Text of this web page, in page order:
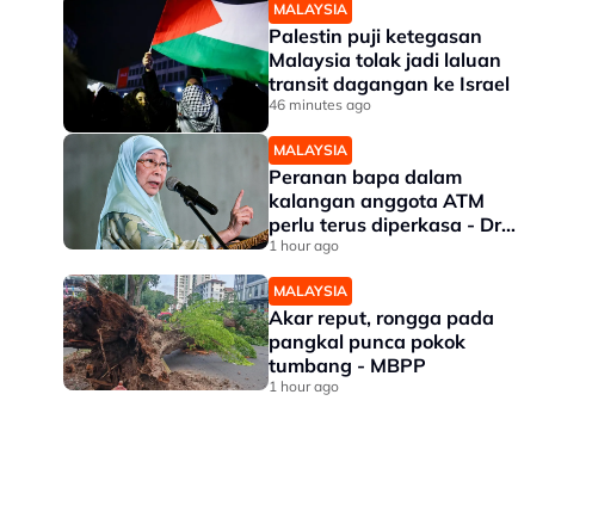
MALAYSIA
Palestin puji ketegasan
Malaysia tolak jadi laluan
transit dagangan ke Israel
46 minutes ago
MALAYSIA
Peranan bapa dalam
kalangan anggota ATM
perlu terus diperkasa - Dr
Wan Azizah
1 hour ago
MALAYSIA
Akar reput, rongga pada
pangkal punca pokok
tumbang - MBPP
1 hour ago